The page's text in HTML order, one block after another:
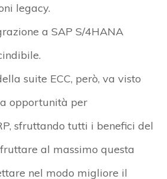
legacy.
a SAP S/4HANA
suite ECC, però, va visto
opportunità per
sfruttando tutti i benefici del
al massimo questa
nel modo migliore il